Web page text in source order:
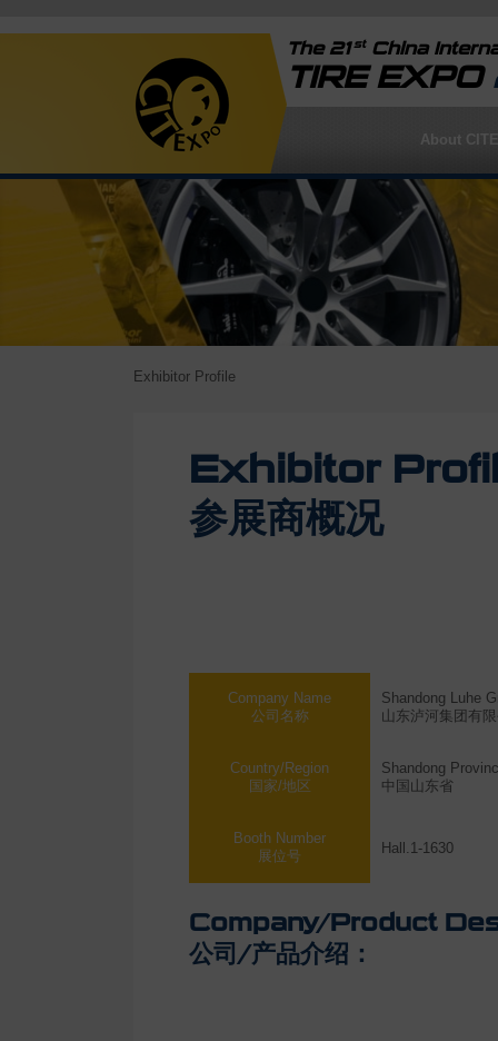
The 21stChina
TIRE EXPO
About
Exhibitor Profile
Exhibitor
参展商概况
Company Name
公司名称
Shandong Luhe
山东泸河集团有
Country/Region
国家/地区
Shandong
中国山东省
Booth Number
展位号
Hall.1-1630
Company/Product
公司/产品介绍：